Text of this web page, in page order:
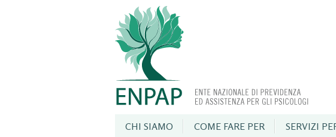
CHI SIAMO COME FARE PER SERVIZI